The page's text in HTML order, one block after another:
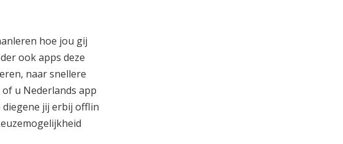
hoe jou gij
ook apps deze
naar snellere
u Nederlands app
jij erbij offlin